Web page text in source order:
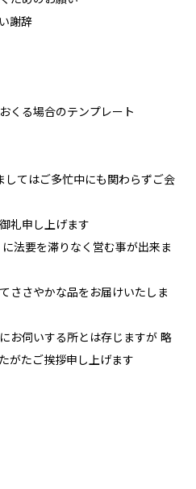
謝辞
くる場合のテンプレート
してはご多忙中にも関わらずご会
礼申し上げます
法要を滞りなく営む事が出来ま
ささやかな品をお届けいたしま
お伺いする所とは存じますが 略
がたご挨拶申し上げます